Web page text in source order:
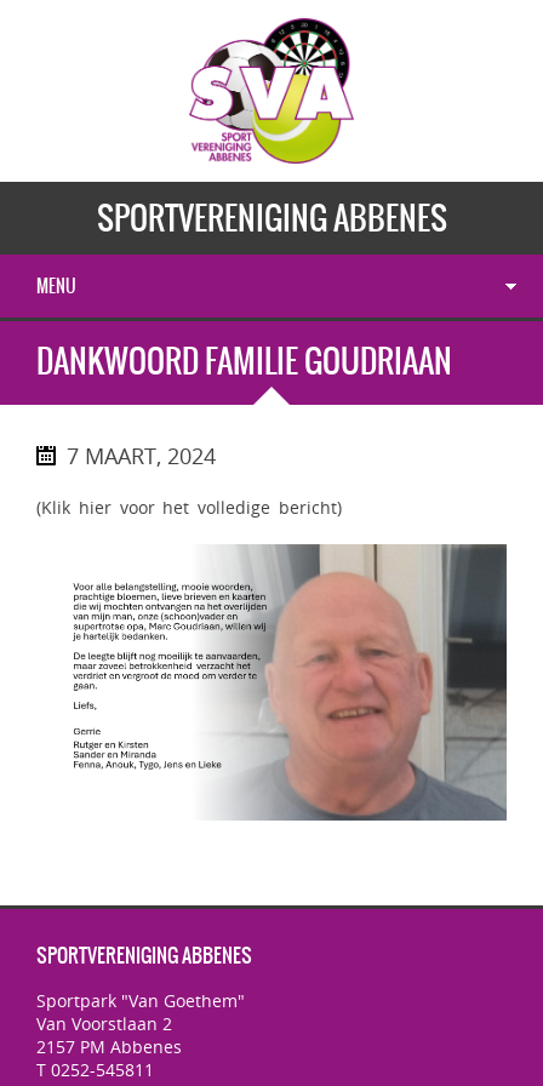
SPORTVERENIGING ABBENES
MENU
DANKWOORD FAMILIE GOUDRIAAN
7 MAART, 2024
(Klik hier voor het volledige bericht)
SPORTVERENIGING ABBENES
Sportpark "Van Goethem"
Van Voorstlaan 2
2157 PM Abbenes
T 0252-545811